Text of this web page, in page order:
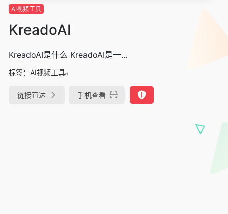
AI视频工具
KreadoAI
KreadoAI是什么 KreadoAI是一...
标签： AI视频工具
链接直达 手机查看